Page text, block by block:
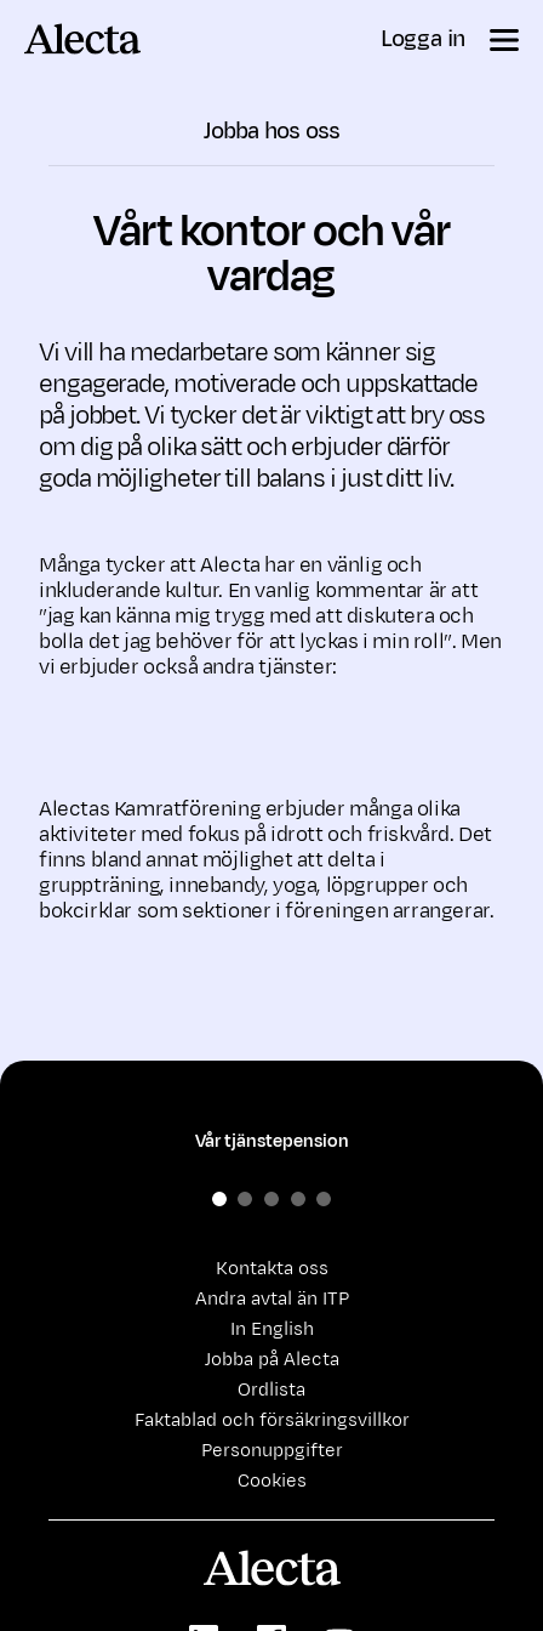
Logga in
Jobba hos oss
Vårt kontor och vår
vardag
Vi vill ha medarbetare som känner sig
engagerade, motiverade och uppskattade
på jobbet. Vi tycker det är viktigt att bry oss
om dig på olika sätt och erbjuder därför
goda möjligheter till balans i just ditt liv.
Många tycker att Alecta har en vänlig och
inkluderande kultur. En vanlig kom­men­tar är att
”jag kan känna mig trygg med att diskutera och
bolla det jag behöver för att lyckas i min roll”. Men
vi erbjuder också andra tjänster:
Alectas Kamratförening erbjuder många olika
aktiviteter med fokus på idrott och friskvård. Det
finns bland annat möjlighet att delta i
gruppträning, innebandy, yoga, löpgrupper och
bokcirklar som sektioner i föreningen arrangerar.
Kontakta oss
Andra avtal än ITP
In English
Jobba på Alecta
Ordlista
Faktablad och försäkringsvillkor
Personuppgifter
Cookies
Vår tjänstepension
Alecta